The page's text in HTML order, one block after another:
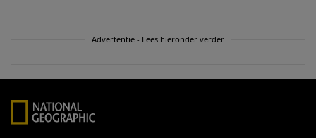
Advertentie - Lees hieronder verder